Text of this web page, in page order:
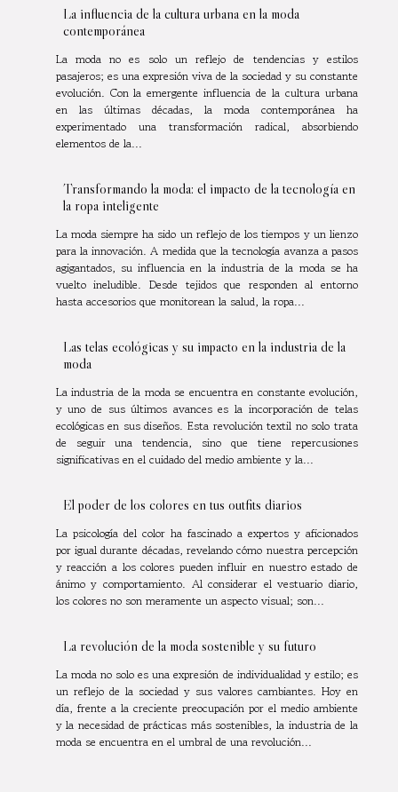
La influencia de la cultura urbana en la moda
contemporánea
La moda no es solo un reflejo de tendencias y estilos
pasajeros; es una expresión viva de la sociedad y su constante
evolución. Con la emergente influencia de la cultura urbana
en las últimas décadas, la moda contemporánea ha
experimentado una transformación radical, absorbiendo
elementos de la...
Transformando la moda: el impacto de la tecnología en
la ropa inteligente
La moda siempre ha sido un reflejo de los tiempos y un lienzo
para la innovación. A medida que la tecnología avanza a pasos
agigantados, su influencia en la industria de la moda se ha
vuelto ineludible. Desde tejidos que responden al entorno
hasta accesorios que monitorean la salud, la ropa...
Las telas ecológicas y su impacto en la industria de la
moda
La industria de la moda se encuentra en constante evolución,
y uno de sus últimos avances es la incorporación de telas
ecológicas en sus diseños. Esta revolución textil no solo trata
de seguir una tendencia, sino que tiene repercusiones
significativas en el cuidado del medio ambiente y la...
El poder de los colores en tus outfits diarios
La psicología del color ha fascinado a expertos y aficionados
por igual durante décadas, revelando cómo nuestra percepción
y reacción a los colores pueden influir en nuestro estado de
ánimo y comportamiento. Al considerar el vestuario diario,
los colores no son meramente un aspecto visual; son...
La revolución de la moda sostenible y su futuro
La moda no solo es una expresión de individualidad y estilo; es
un reflejo de la sociedad y sus valores cambiantes. Hoy en
día, frente a la creciente preocupación por el medio ambiente
y la necesidad de prácticas más sostenibles, la industria de la
moda se encuentra en el umbral de una revolución...